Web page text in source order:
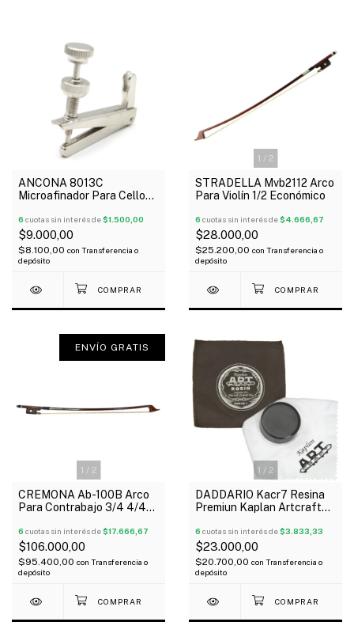
ANCONA 8013C
Microafinador Para Cello
6 cuotas sin interés de$1.500,00
$9.000,00
$8.100,00 con Transferencia o
depósito
1 / 2
STRADELLA Mvb2112 Arco
Para Violín 1/2 Económico
6 cuotas sin interés de$4.666,67
$28.000,00
$25.200,00 con Transferencia o
depósito
1 / 2
ENVÍO GRATIS
CREMONA Ab-100B Arco
Para Contrabajo 3/4 4/4
Breton
6 cuotas sin interés de$17.666,67
$106.000,00
$95.400,00 con Transferencia o
depósito
1 / 2
DADDARIO Kacr7 Resina
Premiun Kaplan Artcraft
6 cuotas sin interés de$3.833,33
$23.000,00
$20.700,00 con Transferencia o
depósito